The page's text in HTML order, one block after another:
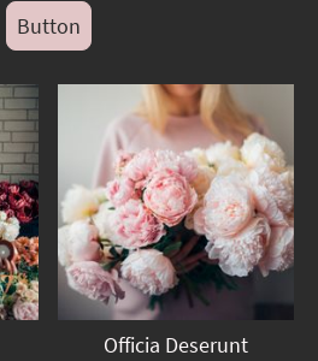
Button
Officia Deserunt